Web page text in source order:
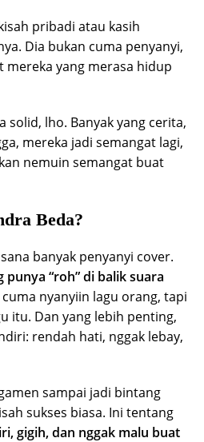
pribadi atau kasih
Dia bukan cuma penyanyi,
yang merasa hidup
solid, lho. Banyak yang cerita,
mereka jadi semangat lagi,
nemuin semangat buat
Beda?
banyak penyanyi cover.
punya “roh” di balik suara
nyanyiin lagu orang, tapi
itu. Dan yang lebih penting,
rendah hati, nggak lebay,
sampai jadi bintang
sukses biasa. Ini tentang
gigih, dan nggak malu buat